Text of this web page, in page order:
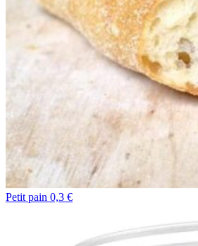
Petit pain 0,3 €